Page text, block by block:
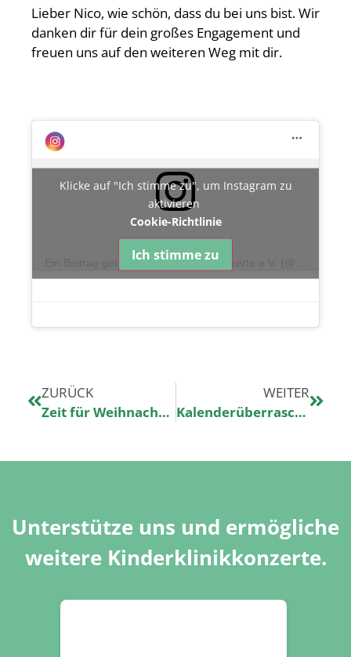
Lieber Nico, wie schön, dass du bei uns bist. Wir
danken dir für dein großes Engagement und
freuen uns auf den weiteren Weg mit dir.
Klicke auf "Ich stimme zu", um Instagram zu
aktivieren
Cookie-Richtlinie
Ich stimme zu
ZURÜCK
Zeit für Weihnachtszauber
WEITER
Kalenderüberraschung
Unterstütze uns und ermögliche
weitere Kinderklinikkonzerte.